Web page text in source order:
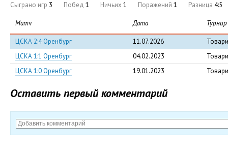
Сыграно игр 3 Побед 1 Ничьих 1 Поражений 1 Разница 4:5
Матч Дата Турнир
ЦСКА 2:4 Оренбург 11.07.2026
ЦСКА 1:1 Оренбург
04.02.2023
ЦСКА 1:0 Оренбург
19.01.2023
Оставить первый комментарий